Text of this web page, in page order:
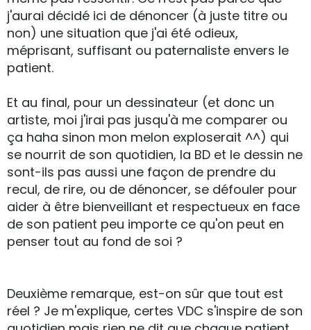
j'aurai décidé ici de dénoncer (à juste titre ou
non) une situation que j'ai été odieux,
méprisant, suffisant ou paternaliste envers le
patient.
Et au final, pour un dessinateur (et donc un
artiste, moi j'irai pas jusqu'à me comparer ou
ça haha sinon mon melon exploserait ^^) qui
se nourrit de son quotidien, la BD et le dessin ne
sont-ils pas aussi une façon de prendre du
recul, de rire, ou de dénoncer, se défouler pour
aider à être bienveillant et respectueux en face
de son patient peu importe ce qu'on peut en
penser tout au fond de soi ?
Deuxième remarque, est-on sûr que tout est
réel ? Je m'explique, certes VDC s'inspire de son